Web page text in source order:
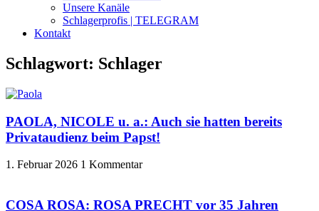
Unsere Kanäle
Schlagerprofis | TELEGRAM
Kontakt
Schlagwort: Schlager
PAOLA, NICOLE u. a.: Auch sie hatten bereits
Privataudienz beim Papst!
1. Februar 2026 1 Kommentar
COSA ROSA: ROSA PRECHT vor 35 Jahren